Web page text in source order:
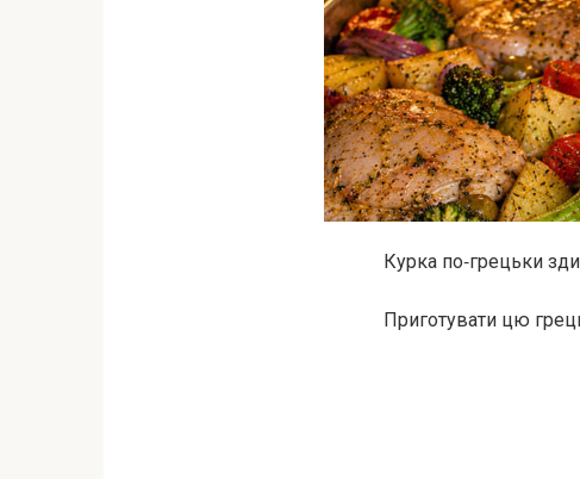
Курка по‑грецьки
Приготувати цю